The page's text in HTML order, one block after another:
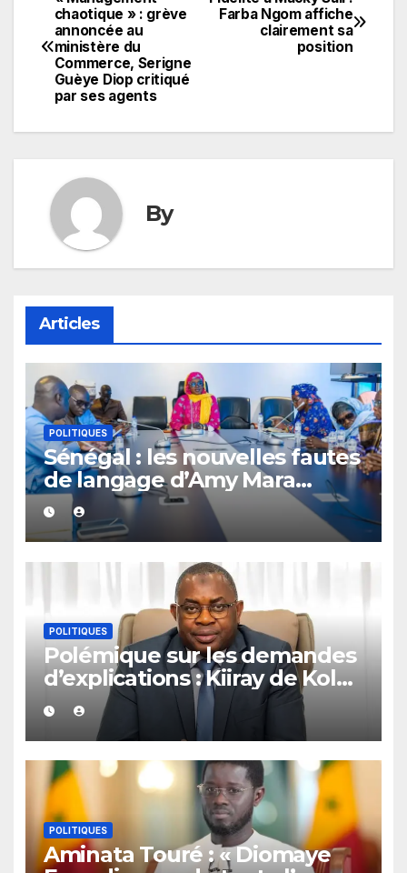
Navigation
de
l’article
Farba Ngom affiche
clairement sa
position
chaotique » : grève
annoncée au
ministère du
Commerce, Serigne
Guèye Diop critiqué
par ses agents
By
Articles
POLITIQUES
Sénégal : les nouvelles fautes
de langage d’Amy Mara
provoquent des réactions sur
les réseaux sociaux
POLITIQUES
Polémique sur les demandes
d’explications : Kiiray de Kolda
apporte son soutien à
Mamadou Lamine Dianté
POLITIQUES
Aminata Touré : « Diomaye